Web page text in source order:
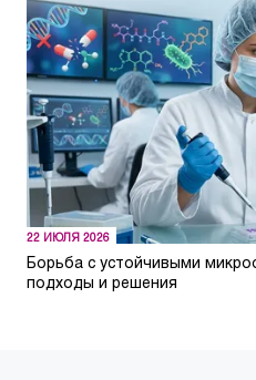
22 ИЮЛЯ 2026
Борьба с устойчивыми
подходы и решения